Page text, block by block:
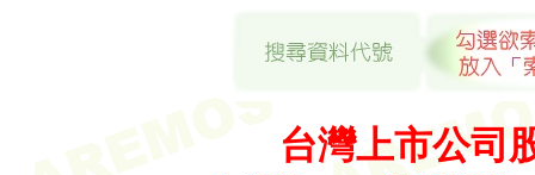
台灣上市公司